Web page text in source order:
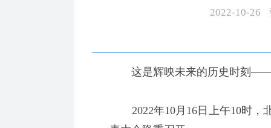
2022-10-26
这是辉映未来的历史时刻
2022年10月16日上午10时，